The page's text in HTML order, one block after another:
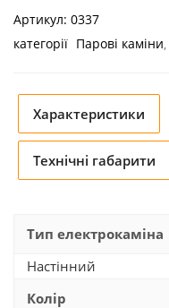
Артикул: 0337
категорії Парові каміни
Характеристики
Технічні габарити
Тип електрокаміна
Настінний
Колір